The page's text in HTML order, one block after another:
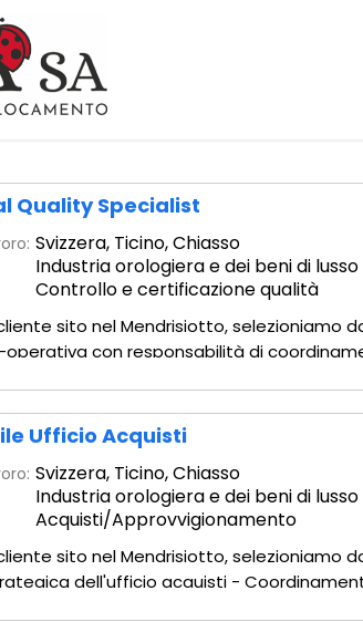
Quality Specialist
Svizzera, Ticino,Chiasso
Industria orologiera e dei beni di lusso
Controllo e certificazione qualità
sito nel Mendrisiotto, selezioniamo
operativa con responsabilità di
Manager (QAM). Scopo della
Ufficio Acquisti
Svizzera, Ticino,Chiasso
Industria orologiera e dei beni di lusso
Acquisti/Approvvigionamento
sito nel Mendrisiotto, selezioniamo
dell'ufficio acquisti -
fornitori nazionali e internazionali -